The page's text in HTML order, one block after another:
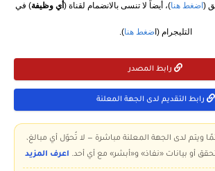
( اضغط هنا)، أيضاً لا تنسى بالانضمام لقناة ( أي وظيفة) في
التليجرام (اضغط هنا).
رابط المصدر
رابط التقديم لدى الجهة المعلنة
ويتم لدى الجهة المعلنة مباشرة — لا تُحوّل أي مبالغ،
أو بيانات «نفاذ» و«أبشر» مع أي أحد. اعرف المزيد